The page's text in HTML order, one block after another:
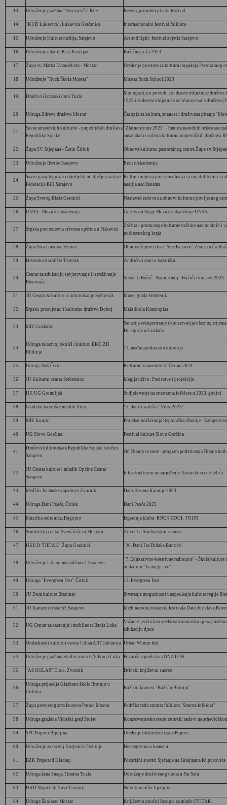
13 Udruženje građana "Prava priča" Pale Beerka, prirodno pivski festival
14 "KUD Lukavica", Lukavica Gračanica Internacionalni festival folklora
15 Udruženje Kultura medija, Sarajevo Art and light: festival svjetla Sarajevo
16 Udruženje mladih Kiss Kiseljak Božična priča 2023.
17 Župa sv. Marka Evanđelista - Mostar Uređenje prostora za kulturu događaja Pastoralnog
18 Udruženje "Rock Škola Mostar" Mostar Rock School 2023
19 Društvo Hrvatski dom Tuzla
Monografija u povodu sto desete obljetnice društva
1923 i trideseta obljetnica od obnove rada društva
20 Udruga Zdravo društvo Mostar Časopis za kulturu, znanost i društvena pitanja
21
Savez amaterskih kulturno - umjetničkih društava
Republike Srpske
"Zlatne strune 2023" - Smotra narodnih orkestara
ansambala i solista kulturno umjetničkih društava
22 Župa SV. Stjepana - Čerin Čitluk Obnova kulturno pastoralnog centra Župe sv.
23 Udruženje Beri se Sarajevo Berise Akademija
24
Savez paraplegičara i oboljelih od dječje paralize
Federacije BiH Sarajevo
Kultura odnosa prema osobama sa invaliditetom sa
nasilja nad ženama
25 Župa Svetog Blaža Gradnići Nastavak radova na obnovi kulturno povijesnog
26 UNSA - Muzička akademija Guests on Stage Muzičke akademije UNSA
27 Srpska pravoslavna crkvena opština u Piskavici
Zaštita i promicanje kulturne baštine nacionalnih i
potkozarskog kraja
28 Župa Srca Isusova, Zenica Obnova župne crkve "Srce Isusovo" Zenica u
29 Hrvatsko kazalište Travnik Andrićevi dani u kazalištu
30
Centar za edukaciju savjetovanje i istraživanje
Busovača
Sretan ti Božić - Narode moj - Božićni koncert 2023.
31 JU Centar za kulturu i informisanje Srebrenik Muzej grada Srebrenik
32 Srpsko prosvjetno i kulturno društvo Doboj Mala škola Krasnopisa
33 MIZ Gradačac
Sanacija rekuperiranje i konzervacija ulaznog trijema
Husejnije u Gradačcu
34
Udruga za razvoj okoliš i kulturu EKO ZH
Blidinje
14. međunarodna eko kolonija
35 Udruga Naš Čerin Kulturne znamenitosti Čerina 2023.
36 JU Kulturni centar Srebrenica Magija uživo: Predstave i projekcije
37 HK UG Gromiljak Sudjelovanje na smotrama folklora u 2023. godini
38 Gradsko kazalište mladih Vitez 15. dani kazališta "Vitez 2023"
39 MIZ Konjic Projekat održavanja Repovačke džamije - Zamjena
40 UG Slovo Gorčina Festival kulture Slovo Gorčina
41
Društvo bibliotekara Republike Srpske Istočno
Sarajevo
Od čitanja se raste - program podsticanja čitanja kod
42
JU Centar kulture i mladih Općine Centar
Sarajevo
Infrastrukturno unaprjeđenje Teatarske scene Jelića
43 Medžlis Islamske zajednice Zvornik Dani Hasana Kaimije 2023.
44 Udruga Dani Paoče, Čitluk Dani Paoče 2023
45 Muzička radionica, Bugojno Izgradnja kluba: ROCK COOL TOUR
46 Studentski centar Sveučilišta u Mostaru Advent u Studentskom centru
47 HKUD "DIDAK" Župa Gradnići "20. Dani Fra Didaka Buntića"
48 Udruženje Urbani menadžment, Sarajevo
"7. Edukativno-kreativne radionice" - Škola kulture
omladinu "Ja mogu sve"
49 Udruga "Evergreen Fest" Čitluk 13. Evergreen Fest
50 JU Dom kulture Bratunac Stvaranje mogućnosti unapređenja kulture regije
51 JU Kamerni teatar 55 Sarajevo Međunarodni teatarski festivala Dani Jurislava
52 UG Centar za saradnju i mobilnost Banja Luka
Važnost jezika kao sredstva komunikacije sa
edukaciju djece
53 Omladinski kulturni centar Urban ART Jablanica Urban Winter fest
54 Udruženje građana Studio teatar 078 Banja Luka Pozorišna predstava ONA I ON
55 "AS OGLAS" D.o.o. Zvornik Drinski književni susreti
56
Udruga prijatelja Glazbene škole Brotnjo u
Čitluku
Božićni koncert "Božić u Brotnju"
57 Župa presvetog srca Isusova Potoci Mostar Podrška radu smotra folklora "Smotra folklora"
58 Udruga građana Vidoški grad Stolac Konzervatorsko restauratorski radovi na
59 SPC Popovi Bijeljina Uređenje biblioteke i sale Popovi
60 Udruženje za razvoj Korjenića Trebinje Hercegovina u kamenu
61 BZK Preporod Kladanj Pozorišni susreti Sjećanje na Sulejmana Kupusovića
62 Udruga žena Snaga Timuna Tuzla Udruženje društvenog doma u Par Selu
63 HKD Napredak Novi Travnik Novotravnički Ljetopis
64 Udruga Školarac Mostar Književno poučni časopis za mlade CVITAK